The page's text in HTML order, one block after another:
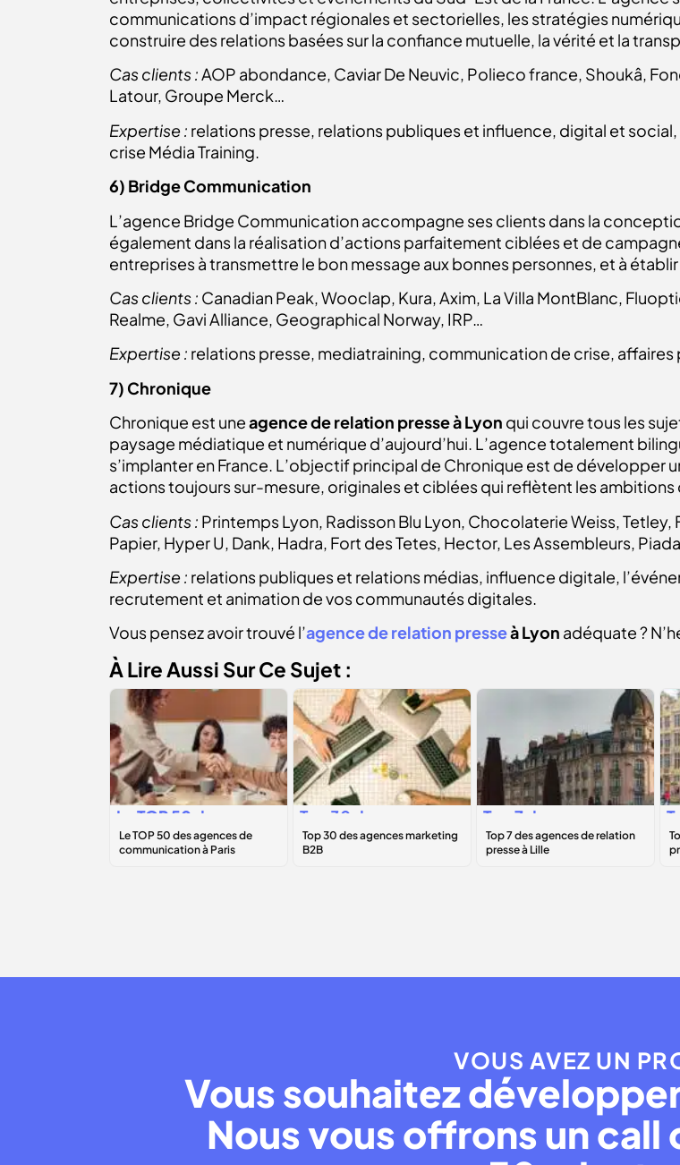
communications d’impact régionales et sectorielles, les stratégies
construire des relations basées sur la confiance mutuelle, la vérité et la
Cas clients :AOP abondance, Caviar De Neuvic, Polieco france, Shoukâ,
Latour, Groupe Merck…
Expertise : relations presse, relations publiques et influence, digital et
crise Média Training.
6) Bridge Communication
L’agence Bridge Communication accompagne ses clients dans la
également dans la réalisation d’actions parfaitement ciblées et de
entreprises à transmettre le bon message aux bonnes personnes, et à
Cas clients : Canadian Peak, Wooclap, Kura, Axim, La Villa MontBlanc,
Realme, Gavi Alliance, Geographical Norway, IRP…
Expertise : relations presse, mediatraining, communication de crise,
7) Chronique
Chronique est uneagence de relation presse à Lyon qui couvre tous les
paysage médiatique et numérique d’aujourd’hui. L’agence totalement
s’implanter en France. L’objectif principal de Chronique est de
actions toujours sur-mesure, originales et ciblées qui reflètent les ambitions
Cas clients : Printemps Lyon, Radisson Blu Lyon, Chocolaterie Weiss, Tetley,
Papier, Hyper U, Dank, Hadra, Fort des Tetes, Hector, Les Assembleurs, Piada,
Expertise : relations publiques et relations médias, influence digitale,
recrutement et animation de vos communautés digitales.
Vous pensez avoir trouvé l’agence de relation presseà Lyon adéquate ?
À Lire Aussi Sur Ce Sujet :
Le TOP 50 des
agences de
communication à
Top 30 des
agences
marketing B2B
Top 7 des
agences de
relation presse à
VOUS AVEZ UN
Vous souhaitez
Nous vous offrons un